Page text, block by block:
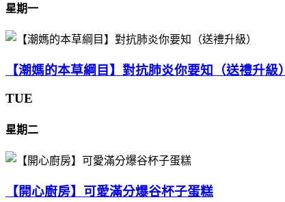
星期一
【潮媽的本草綱目】對抗肺炎你要知（送禮升級）
TUE
星期二
【開心廚房】可愛滿分爆谷杯子蛋糕